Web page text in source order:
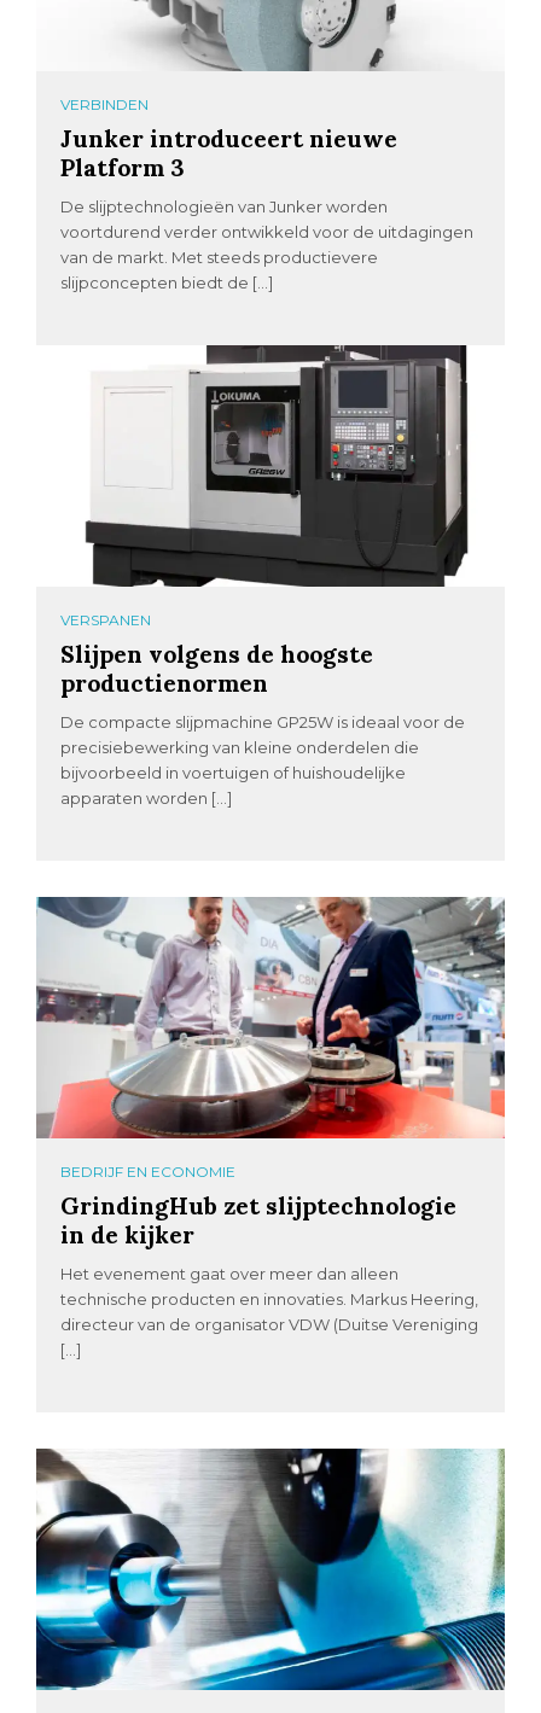
VERBINDEN
Junker introduceert nieuwe
Platform 3
De slijptechnologieën van Junker worden
voortdurend verder ontwikkeld voor de uitdagingen
van de markt. Met steeds productievere
slijpconcepten biedt de […]
VERSPANEN
Slijpen volgens de hoogste
productienormen
De compacte slijpmachine GP25W is ideaal voor de
precisiebewerking van kleine onderdelen die
bijvoorbeeld in voertuigen of huishoudelijke
apparaten worden […]
BEDRIJF EN ECONOMIE
GrindingHub zet slijptechnologie
in de kijker
Het evenement gaat over meer dan alleen
technische producten en innovaties. Markus Heering,
directeur van de organisator VDW (Duitse Vereniging
[…]